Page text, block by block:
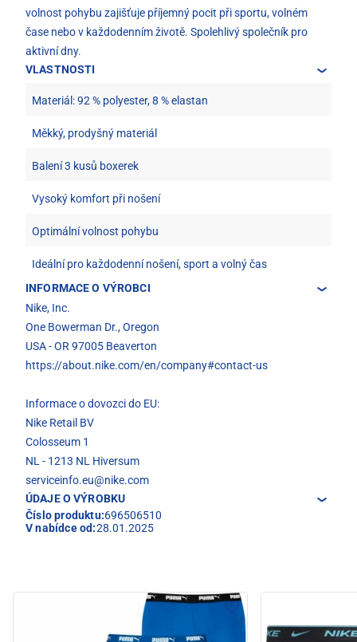
volnost pohybu zajišťuje příjemný pocit při sportu, volném
čase nebo v každodenním životě. Spolehlivý společník pro
aktivní dny.
VLASTNOSTI
Materiál: 92 % polyester, 8 % elastan
Měkký, prodyšný materiál
Balení 3 kusů boxerek
Vysoký komfort při nošení
Optimální volnost pohybu
Ideální pro každodenní nošení, sport a volný čas
INFORMACE O VÝROBCI
Nike, Inc.
One Bowerman Dr., Oregon
USA - OR 97005 Beaverton
https://about.nike.com/en/company#contact-us
Informace o dovozci do EU:
Nike Retail BV
Colosseum 1
NL - 1213 NL Hiversum
serviceinfo.eu@nike.com
ÚDAJE O VÝROBKU
Číslo produktu:696506510
V nabídce od:28.01.2025